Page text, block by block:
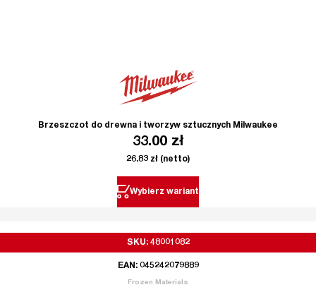
Brzeszczot do drewna i tworzyw sztucznych Milwaukee
33.00 zł
26.83 zł (netto)
Wybierz wariant
SKU: 48001082
EAN: 045242079889
Frozen Materials